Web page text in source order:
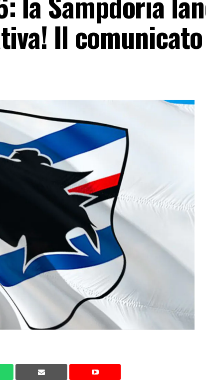
Il comunicato